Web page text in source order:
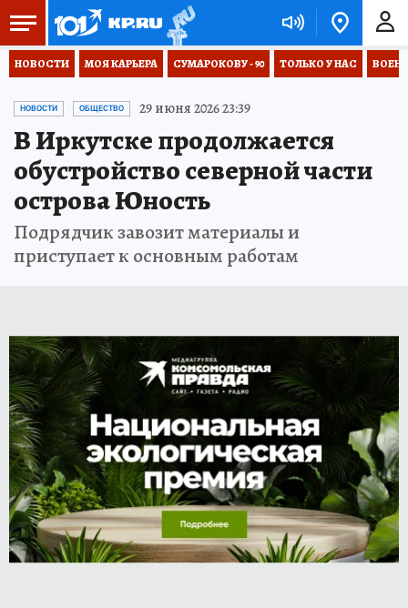
НОВОСТИ МОЯ КАРЬЕРА СУМАРОКОВУ - 90 ТОЛЬКО У НАС
НОВОСТИ ОБЩЕСТВО 29 июня 2026 23:39
В Иркутске продолжается
обустройство северной части
острова Юность
Подрядчик завозит материалы и
приступает к основным работам